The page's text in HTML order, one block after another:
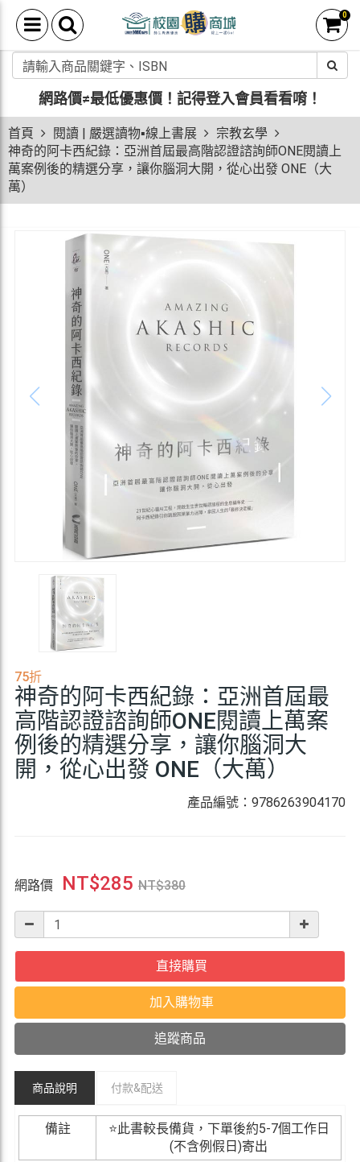
0
網路價≠最低優惠價！ 記得登入會員看看唷！
首頁 閱讀 | 嚴選讀物▪線上書展
宗教玄學
神奇的阿卡西紀錄：亞洲首屆最高階認證諮詢師ONE閱讀上
萬案例後的精選分享，讓你腦洞大開，從心出發 ONE（大
萬）
75折
神奇的阿卡西紀錄：亞洲首屆最
高階認證諮詢師ONE閱讀上萬案
例後的精選分享，讓你腦洞大
開，從心出發 ONE（大萬）
產品編號：9786263904170
網路價 NT$285 NT$380
直接購買
加入購物車
追蹤商品
商品說明 付款&配送
備註
⭐此書較長備貨，下單後約5-7個工作日
(不含例假日)寄出